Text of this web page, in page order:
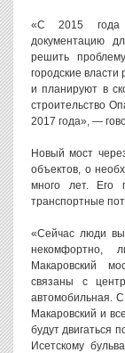
«С 2015 года
документацию
решить
городские
и планируют в
строительство
2017 года», —
Новый мост
объектов, о
много лет. Его
транспортные
«Сейчас люди
некомфортно,
Макаровский
связаны с
автомобильная. С
Макаровский и
будут двигаться
Исетскому